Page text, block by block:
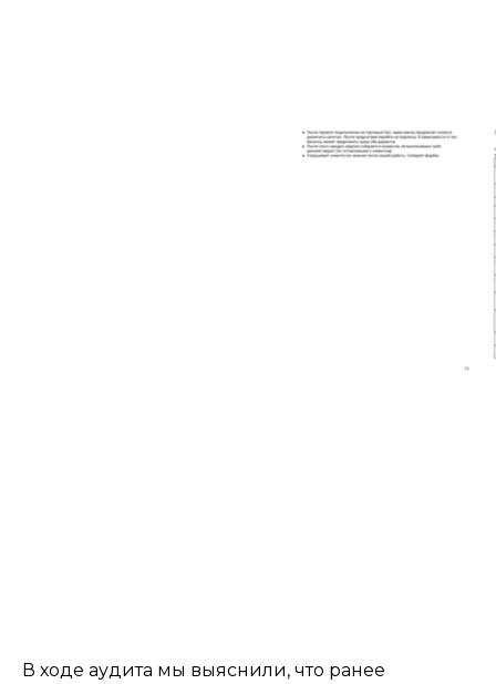
В ходе аудита мы выяснили, что ранее